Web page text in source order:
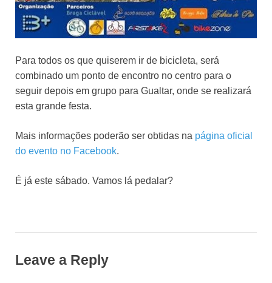
Para todos os que quiserem ir de bicicleta, será
combinado um ponto de encontro no centro para o
seguir depois em grupo para Gualtar, onde se realizará
esta grande festa.
Mais informações poderão ser obtidas na página oficial
do evento no Facebook.
É já este sábado. Vamos lá pedalar?
Leave a Reply